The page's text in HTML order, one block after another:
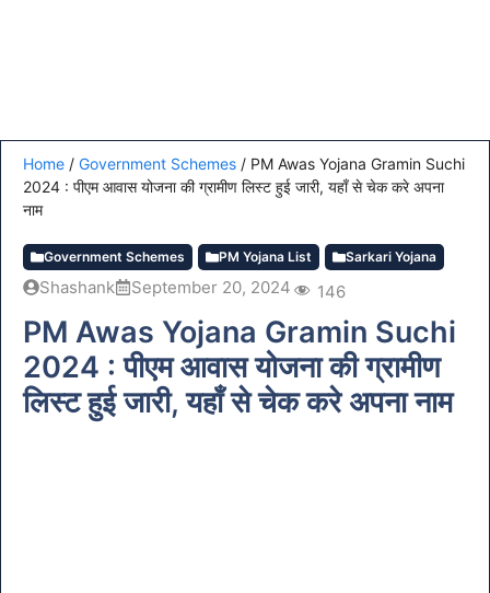
Home / Government Schemes / PM Awas Yojana Gramin Suchi
2024 : पीएम आवास योजना की ग्रामीण लिस्ट हुई जारी, यहाँ से चेक करे अपना
नाम
Government Schemes PM Yojana List Sarkari Yojana
Shashank September 20, 2024 146
PM Awas Yojana Gramin Suchi
2024 : पीएम आवास योजना की ग्रामीण
लिस्ट हुई जारी, यहाँ से चेक करे अपना नाम